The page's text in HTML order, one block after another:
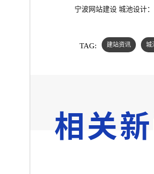
宁波网站建设 城池设计：
TAG: 建站资讯 城
相关